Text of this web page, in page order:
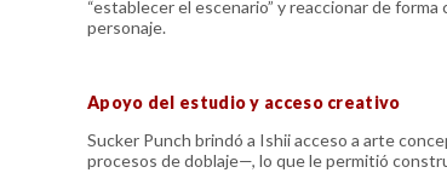
“establecer el escenario” y reaccionar de
personaje.
Apoyo del estudio y acceso creativo
Sucker Punch brindó a Ishii acceso a arte
procesos de doblaje—, lo que le permitió